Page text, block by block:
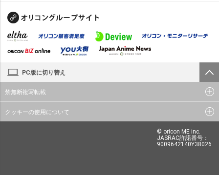
PC版に切り替え
禁無断複写転載
クッキーの使用について
© oricon ME inc.
JASRAC許諾番号：
9009642140Y38026